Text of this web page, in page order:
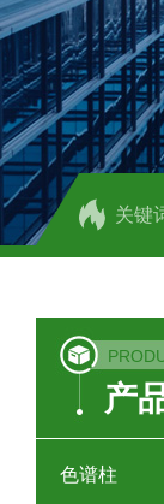
关键
产
色谱柱